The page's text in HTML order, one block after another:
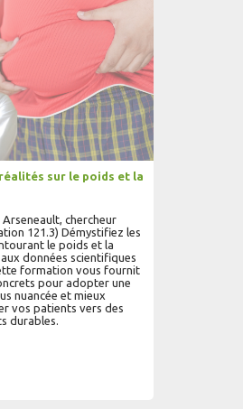
sur le poids et la
chercheur
121.3) Démystifiez les
le poids et la
données scientifiques
formation vous fournit
pour adopter une
nuancée et mieux
vos patients vers des
durables.